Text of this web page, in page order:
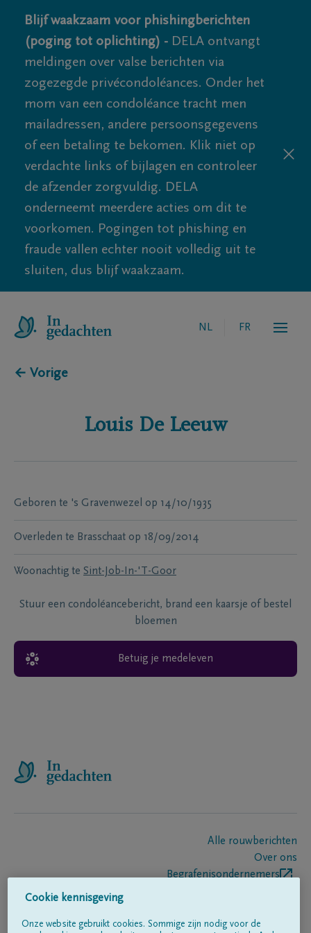
Blijf waakzaam voor phishingberichten
(poging tot oplichting) - DELA ontvangt
meldingen over valse berichten via
zogezegde privécondoléances. Onder het
mom van een condoléance tracht men
mailadressen, andere persoonsgegevens
of een betaling te bekomen. Klik niet op
verdachte links of bijlagen en controleer
de afzender zorgvuldig. DELA
onderneemt meerdere acties om dit te
voorkomen. Pogingen tot phishing en
fraude vallen echter nooit volledig uit te
sluiten, dus blijf waakzaam.
NL FR
← Vorige
Louis De Leeuw
Geboren te 's Gravenwezel op 14/10/1935
Overleden te Brasschaat op 18/09/2014
Woonachtig te Sint-Job-In-'T-Goor
Stuur een condoléancebericht, brand een kaarsje of bestel
bloemen
Betuig je medeleven
Alle rouwberichten
Over ons
Begrafenisondernemers
Cookie kennisgeving
Onze website gebruikt cookies. Sommige zijn nodig voor de